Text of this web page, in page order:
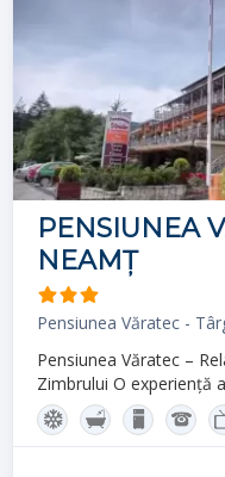
PENSIUNEA
NEAMȚ
Pensiunea Văratec -
Pensiunea Văratec –
Zimbrului O experiență